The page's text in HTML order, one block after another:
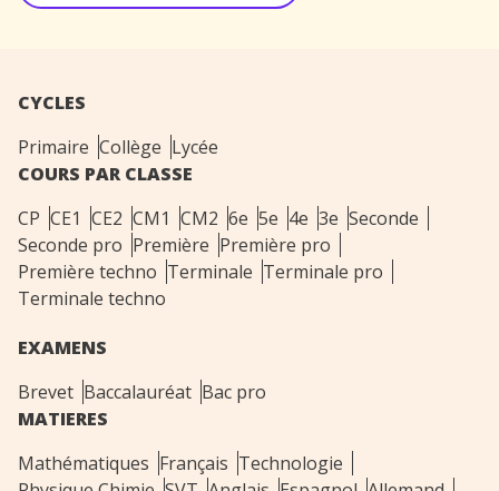
CYCLES
Primaire Collège Lycée
COURS PAR CLASSE
CP CE1 CE2 CM1 CM2 6e 5e 4e 3e Seconde
Seconde pro Première Première pro
Première techno Terminale Terminale pro
Terminale techno
EXAMENS
Brevet Baccalauréat Bac pro
MATIERES
Mathématiques Français Technologie